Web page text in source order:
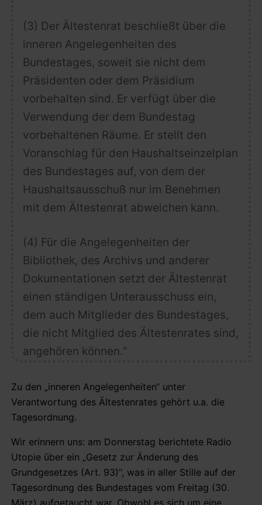
(3) Der Ältestenrat beschließt über die
inneren Angelegenheiten des
Bundestages, soweit sie nicht dem
Präsidenten oder dem Präsidium
vorbehalten sind. Er verfügt über die
Verwendung der dem Bundestag
vorbehaltenen Räume. Er stellt den
Voranschlag für den Haushaltseinzelplan
des Bundestages auf, von dem der
Haushaltsausschuß nur im Benehmen
mit dem Ältestenrat abweichen kann.
(4) Für die Angelegenheiten der
Bibliothek, des Archivs und anderer
Dokumentationen setzt der Ältestenrat
einen ständigen Unterausschuss ein,
dem auch Mitglieder des Bundestages,
die nicht Mitglied des Ältestenrates sind,
angehören können.“
Zu den „inneren Angelegenheiten“ unter
Verantwortung des Ältestenrates gehört u.a. die
Tagesordnung.
Wir erinnern uns: am Donnerstag berichtete Radio
Utopie über ein „Gesetz zur Änderung des
Grundgesetzes (Art. 93)“, was in aller Stille auf der
Tagesordnung des Bundestages vom Freitag (30.
März) aufgetaucht war. Obwohl es sich um eine